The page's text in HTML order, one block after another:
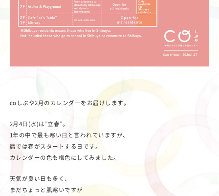
coしぶや2月のカレンダーをお届けします。
2月4日(水)は”立春”。
1年の中で最も寒い日と言われていますが、
暦では春がスタートする日です。
カレンダーの色も梅色にしてみました。
天気が良い日も多く、
まだちょっと肌寒いですが